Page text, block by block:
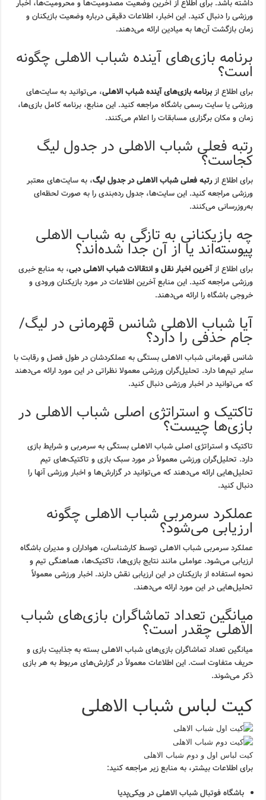
داشته باشد. برای اطلاع از آخرین وضعیت مصدومیت‌ها و محرومیت‌ها، اخبار
ورزشی را دنبال کنید. این اخبار، اطلاعات دقیقی درباره وضعیت بازیکنان و
زمان بازگشت آن‌ها به میادین ارائه می‌دهند.
برنامه بازی‌های آینده شباب الاهلی چگونه
است؟
برای اطلاع ازبرنامه بازی‌های آینده شباب الاهلی، می‌توانید به سایت‌های
ورزشی یا سایت رسمی باشگاه مراجعه کنید. این منابع، برنامه کامل بازی‌ها،
زمان و مکان برگزاری مسابقات را اعلام می‌کنند.
رتبه فعلی شباب الاهلی در جدول لیگ
کجاست؟
برای اطلاع ازرتبه فعلی شباب الاهلی در جدول لیگ، به سایت‌های معتبر
ورزشی مراجعه کنید. این سایت‌ها، جدول رده‌بندی را به صورت لحظه‌ای
به‌روزرسانی می‌کنند.
چه بازیکنانی به تازگی به شباب الاهلی
پیوسته‌اند یا از آن جدا شده‌اند؟
برای اطلاع ازآخرین اخبار نقل و انتقالات شباب الاهلی دبی، به منابع خبری
ورزشی مراجعه کنید. این منابع آخرین اطلاعات در مورد بازیکنان ورودی و
خروجی باشگاه را ارائه می‌دهند.
آیا شباب الاهلی شانس قهرمانی در لیگ/
جام حذفی را دارد؟
شانس قهرمانی شباب الاهلی بستگی به عملکردشان در طول فصل و رقابت با
سایر تیم‌ها دارد. تحلیل‌گران ورزشی معمولا نظراتی در این مورد ارائه می‌دهند
که می‌توانید در اخبار ورزشی دنبال کنید.
تاکتیک و استراتژی اصلی شباب الاهلی در
بازی‌ها چیست؟
تاکتیک و استراتژی اصلی شباب الاهلی بستگی به سرمربی و شرایط بازی
دارد. تحلیل‌گران ورزشی معمولاً در مورد سبک بازی و تاکتیک‌های تیم
تحلیل‌هایی ارائه می‌دهند که می‌توانید در گزارش‌ها و اخبار ورزشی آنها را
دنبال کنید.
عملکرد سرمربی شباب الاهلی چگونه
ارزیابی می‌شود؟
عملکرد سرمربی شباب الاهلی توسط کارشناسان، هواداران و مدیران باشگاه
ارزیابی می‌شود. عواملی مانند نتایج بازی‌ها، تاکتیک‌ها، هماهنگی تیم و
نحوه استفاده از بازیکنان در این ارزیابی نقش دارند. اخبار ورزشی معمولاً
تحلیل‌هایی در این مورد ارائه می‌دهند.
میانگین تعداد تماشاگران بازی‌های شباب
الاهلی چقدر است؟
میانگین تعداد تماشاگران بازی‌های شباب الاهلی بسته به جذابیت بازی و
حریف متفاوت است. این اطلاعات معمولاً در گزارش‌های مربوط به هر بازی
ذکر می‌شوند.
کیت لباس شباب الاهلی
کیت لباس اول و دوم شباب الاهلی
برای اطلاعات بیشتر، به منابع زیر مراجعه کنید:
باشگاه فوتبال شباب الاهلی در ویکی‌پدیا